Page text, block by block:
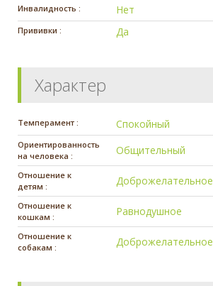
Инвалидность : Нет
Прививки : Да
Характер
Темперамент : Спокойный
Ориентированность
на человека :
Общительный
Отношение к
детям :
Доброжелательное
Отношение к
кошкам :
Равнодушное
Отношение к
собакам :
Доброжелательное